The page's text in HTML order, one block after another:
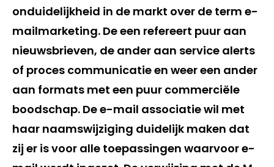
onduidelijkheid in de markt over de term e-
mailmarketing. De een refereert puur aan
nieuwsbrieven, de ander aan service alerts
of proces communicatie en weer een ander
aan formats met een puur commerciële
boodschap. De e-mail associatie wil met
haar naamswijziging duidelijk maken dat
zij er is voor alle toepassingen waarvoor e-